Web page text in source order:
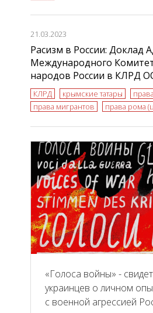
21.03.2023
Расизм в России: Доклад
Международного
народов России в КЛРД
КЛРД крымские татары
права мигрантов
права рома
«Голоса войны» -
украинцев о личном
с военной агрессией